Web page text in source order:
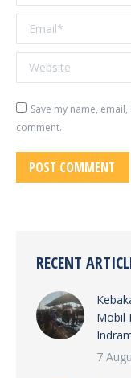
Email *
Website
Save my name,
comment.
POST COMMENT
RECENT
Mobil
7